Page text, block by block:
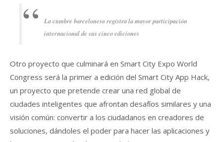
La cumbre barcelonesa registra la mayor participación
internacional de sus cinco ediciones
Otro proyecto que culminará en Smart City Expo World
Congress será la primer a edición del Smart City App Hack,
un proyecto que pretende crear una red global de
ciudades inteligentes que afrontan desafíos similares y una
visión común: convertir a los ciudadanos en creadores de
soluciones, dándoles el poder para hacer las aplicaciones y